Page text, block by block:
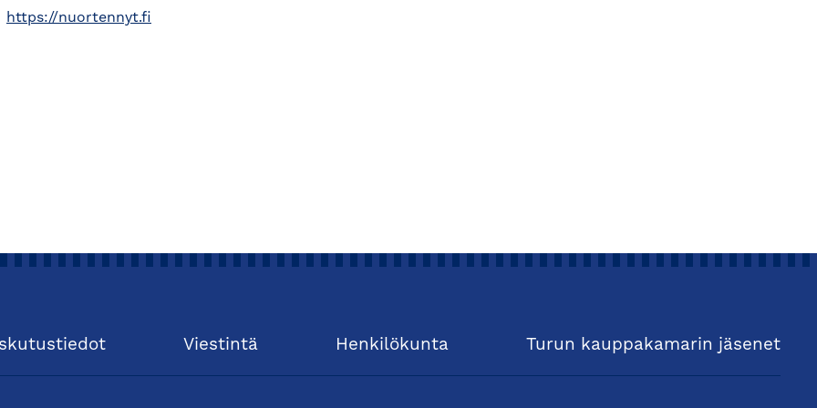
https://nuortennyt.fi
Viestintä Henkilökunta Turun kauppakamarin jäsenet